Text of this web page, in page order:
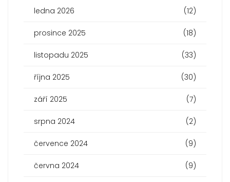
ledna 2026 (12)
prosince 2025 (18)
listopadu 2025 (33)
října 2025 (30)
září 2025 (7)
srpna 2024 (2)
července 2024 (9)
června 2024 (9)